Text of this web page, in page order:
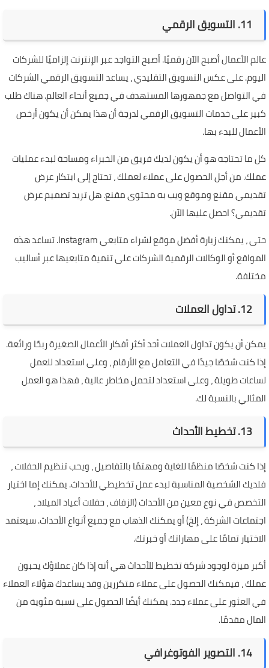
11. التسويق الرقمي
عالم الأعمال أصبح الآن رقميًا. أصبح التواجد عبر الإنترنت إلزاميًا للشركات
اليوم. على عكس التسويق التقليدي ، يساعد التسويق الرقمي الشركات
في التواصل مع جمهورها المستهدف في جميع أنحاء العالم. هناك طلب
كبير على خدمات التسويق الرقمي لدرجة أن هذا يمكن أن يكون أرخص
الأعمال للبدء بها.
كل ما تحتاجه هو أن يكون لديك فريق من الخبراء ومساحة لبدء عمليات
عملك. من أجل الحصول على عملاء لعملك ، تحتاج إلى ابتكار عرض
تقديمي مقنع وموقع ويب به محتوى مقنع. هل تريد تصميم عرض
تقديمي؟ احصل عليها الآن.
حتى ، يمكنك زيارة أفضل موقع لشراء متابعي Instagram. تساعد هذه
المواقع أو الوكالات الرقمية الشركات على تنمية متابعيها عبر أساليب
مختلفة.
12. تداول العملات
يمكن أن يكون تداول العملات أحد أكثر أفكار الأعمال الصغيرة ربحًا ورائعة.
إذا كنت شخصًا جيدًا في التعامل مع الأرقام ، وعلى استعداد للعمل
لساعات طويلة ، وعلى استعداد لتحمل مخاطر عالية ، فهذا هو العمل
المثالي بالنسبة لك.
13. تخطيط الأحداث
إذا كنت شخصًا منظمًا للغاية ومهتمًا بالتفاصيل ، ويحب تنظيم الحفلات ،
فلديك الشخصية المناسبة لبدء عمل تخطيطي للأحداث. يمكنك إما اختيار
التخصص في نوع معين من الأحداث (الزفاف ، حفلات أعياد الميلاد ،
اجتماعات الشركة ، إلخ) أو يمكنك الذهاب مع جميع أنواع الأحداث. سيعتمد
الاختيار تمامًا على مهاراتك أو خبرتك.
أكبر ميزة لوجود شركة تخطيط للأحداث هي أنه إذا كان عملاؤك يحبون
عملك ، فيمكنك الحصول على عملاء متكررين وقد يساعدك هؤلاء العملاء
في العثور على عملاء جدد. يمكنك أيضًا الحصول على نسبة مئوية من
المال مقدمًا.
14. التصوير الفوتوغرافي